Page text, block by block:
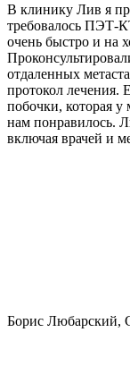
В клинику Лив я
требовалось ПЭТ-
очень быстро и на
отдаленных
протокол
побочки, которая
нам понравилось.
включая врачей и
Борис Любарский,